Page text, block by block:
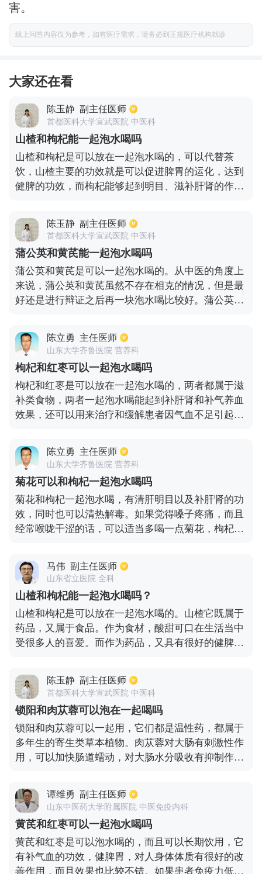
害。
线上问答内容仅为参考，如有医疗需求，请务必到正规医疗机构就诊
大家还在看
陈玉静 副主任医师
首都医科大学宣武医院 中医科
山楂和枸杞能一起泡水喝吗
山楂和枸杞是可以放在一起泡水喝的，可以代替茶
饮，山楂主要的功效就是可以促进脾胃的运化，达到
健脾的功效，而枸杞能够起到明目、滋补肝肾的作
质量不太好，还可以在其中加入五味子、刺五加等，
经常适量饮用能够起到改善睡眠的作用。
陈玉静 副主任医师
首都医科大学宣武医院 中医科
蒲公英和黄芪能一起泡水喝吗
蒲公英和黄芪是可以一起泡水喝的。从中医的角度上
来说，蒲公英和黄芪虽然不存在相克的情况，但是最
好还是进行辩证之后再一块泡水喝比较好。蒲公英有
等。而黄芪主要具有补气生阳的功效，可用于治疗脾
气虚、自汗等等。
陈立勇 主任医师
山东大学齐鲁医院 营养科
枸杞和红枣可以一起泡水喝吗
枸杞和红枣是可以放在一起泡水喝的，两者都属于滋
补类食物，两者一起泡水喝能起到补肝肾和补气养血
效果，还可以用来治疗和缓解患者因气血不足引起的
唇舌色淡等症状表现。枸杞和红枣不仅具有较高的营
养价值，其药用价值也是非常高的，枸杞中富含枸杞
多糖等营养物质，能起到抗肿瘤、抗癌等效果，有助
于增强人体免疫力。而红枣中富含丰富的铁元素，能
够帮助人体治疗身体出现的缺铁性贫血症状。
陈立勇 主任医师
山东大学齐鲁医院 营养科
菊花可以和枸杞一起泡水喝吗
菊花和枸杞一起泡水喝，有清肝明目以及补肝肾的功
效，同时也可以清热解毒。如果觉得嗓子疼痛，而且
经常喉咙干涩的话，可以适当多喝一点菊花，枸杞可
一起泡茶喝之外，也可以加一些五味子，来帮助调节
睡眠。茉莉花和玫瑰花可帮助疏肝解郁，对于要来月
经的妇女来讲，可活血化瘀。将菊花，枸杞和藿香或
佩兰一起服用，可健脾利湿。
马伟 副主任医师
山东省立医院 全科
山楂和枸杞能一起泡水喝吗？
山楂和枸杞是可以放在一起泡水喝的。山楂它既属于
药品，又属于食品。作为食材，酸甜可口在生活当中
受很多人的喜爱。而作为药品，又具有很好的健脾益
副作用。枸杞药性平和，味甘微苦。对于肝肾阴虚所
引起的各种身体不适，比如头晕眼花、咳嗽等会有一
定的治疗效果，这两种中草药配伍在一起并没有明显
的禁忌。同时还能够有效调节免疫功能，起到延缓衰
老，促进造血，保肝护肝，降血糖，降血脂等的作
用。
陈玉静 副主任医师
首都医科大学宣武医院 中医科
锁阳和肉苁蓉可以泡在一起喝吗
锁阳和肉苁蓉可以一起用，它们都是温性药，都属于
多年生的寄生类草本植物。肉苁蓉对大肠有刺激性作
用，可以加快肠道蠕动，对大肠水分吸收有抑制作
用，所以两者一起服用可以起到缓解便秘的作用，同
时，把两者放在一起做汤、煮茶或者放在粥里一起熬
着喝，还能够壮阳补肾，对治疗遗精效果也很好。但
是需要注意的是不能长时间饮用。
谭维勇 副主任医师
山东中医药大学附属医院 中医免疫内科
黄芪和红枣可以一起泡水喝吗
黄芪和红枣是可以泡水喝的，而且可以长期饮用，它
有补气血的功效，健脾胃，对人身体体质有很好的改
善作用，而且效果也比较不错。如果患者免疫力低